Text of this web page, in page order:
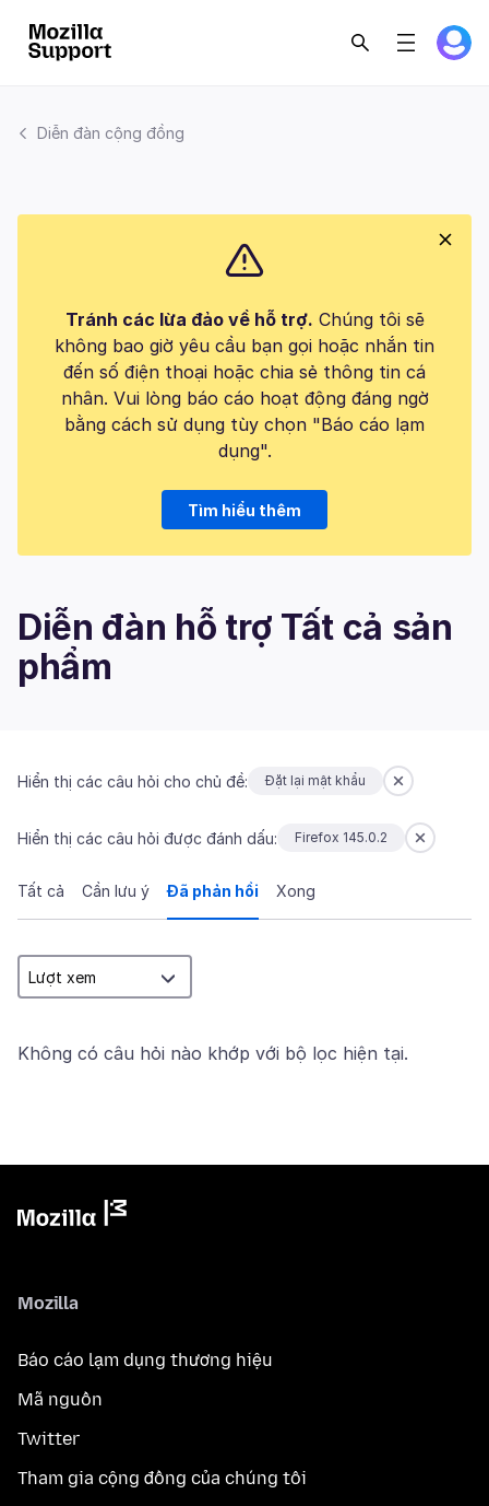
Diễn đàn cộng đồng
Tránh các lừa đảo về hỗ trợ. Chúng tôi sẽ
không bao giờ yêu cầu bạn gọi hoặc nhắn tin
đến số điện thoại hoặc chia sẻ thông tin cá
nhân. Vui lòng báo cáo hoạt động đáng ngờ
bằng cách sử dụng tùy chọn "Báo cáo lạm
dụng".
Tìm hiểu thêm
Diễn đàn hỗ trợ Tất cả sản
phẩm
Hiển thị các câu hỏi cho chủ đề: Đặt lại mật khẩu
Hiển thị các câu hỏi được đánh dấu: Firefox 145.0.2
Tất cả Cần lưu ý Đã phản hồi Xong
Không có câu hỏi nào khớp với bộ lọc hiện tại.
Mozilla
Báo cáo lạm dụng thương hiệu
Mã nguồn
Twitter
Tham gia cộng đồng của chúng tôi